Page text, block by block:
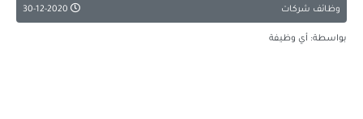
وظائف شركات
بواسطة: أي وظيفة